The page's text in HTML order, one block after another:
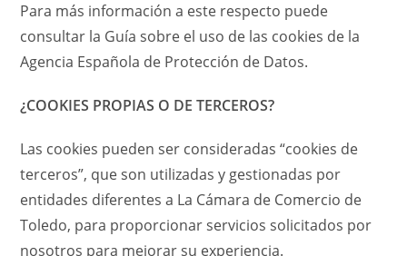
Para más información a este respecto puede
consultar la Guía sobre el uso de las cookies de la
Agencia Española de Protección de Datos.
¿COOKIES PROPIAS O DE TERCEROS?
Las cookies pueden ser consideradas “cookies de
terceros”, que son utilizadas y gestionadas por
entidades diferentes a La Cámara de Comercio de
Toledo, para proporcionar servicios solicitados por
nosotros para mejorar su experiencia.